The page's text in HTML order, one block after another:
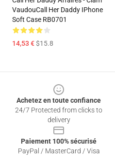
VaudouCall Her Daddy IPhone
Soft Case RB0701
14,53 €$15.8
Achetez en toute confiance
24/7 Protected from clicks to
delivery
Paiement 100% sécurisé
PayPal / MasterCard / Visa